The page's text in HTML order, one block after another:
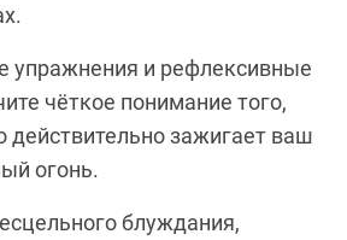
упражнения и рефлексивные
чёткое понимание того,
действительно зажигает ваш
огонь.
блуждания,